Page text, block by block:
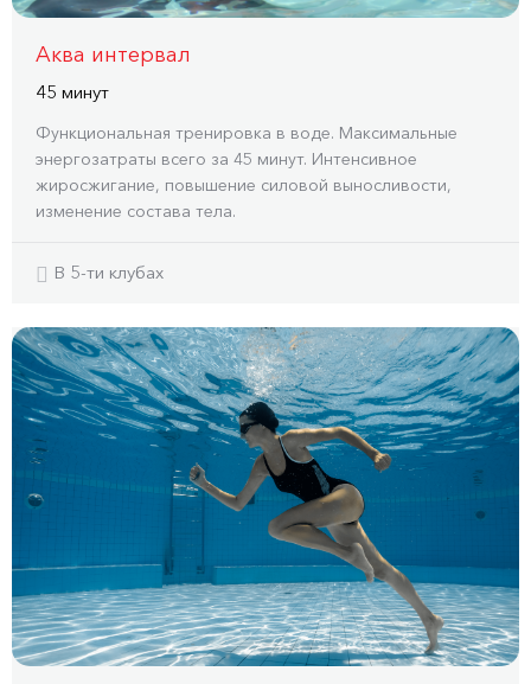
Аква интервал
45 минут
Функциональная тренировка в воде. Максимальные
энергозатраты всего за 45 минут. Интенсивное
жиросжигание, повышение силовой выносливости,
изменение состава тела.
В 5-ти клубах